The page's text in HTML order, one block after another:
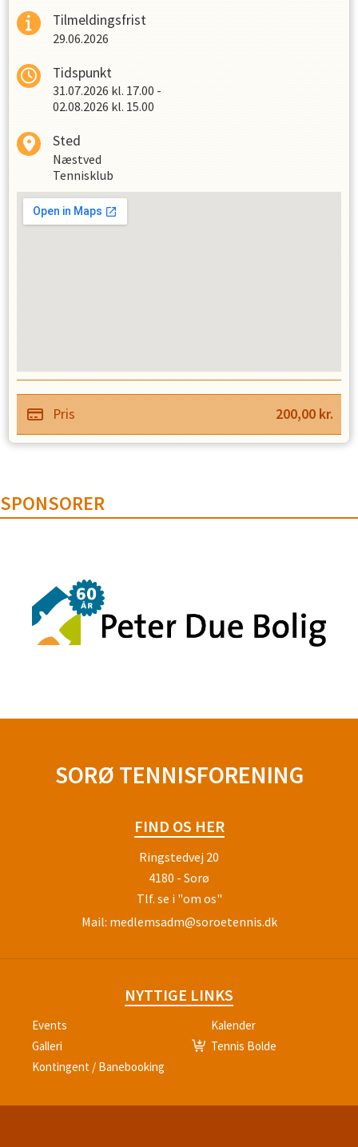
Tilmeldingsfrist
29.06.2026
Tidspunkt
31.07.2026 kl. 17.00 -
02.08.2026 kl. 15.00
Sted
Næstved
Tennisklub
Pris 200,00 kr.
SPONSORER
SORØ TENNISFORENING
FIND OS HER
Ringstedvej 20
4180 - Sorø
Tlf. se i "om os"
Mail: medlemsadm@soroetennis.dk
NYTTIGE LINKS
Events
Kalender
Galleri
Tennis Bolde
Kontingent / Banebooking